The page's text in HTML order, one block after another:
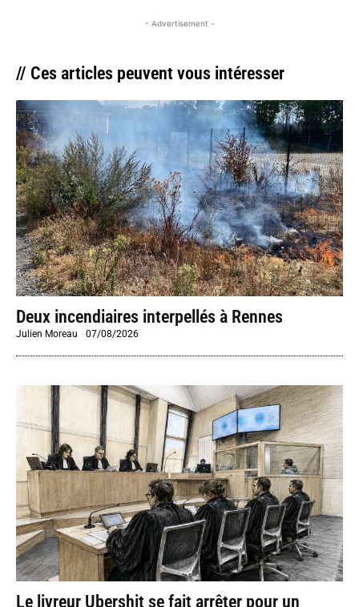
- Advertisement -
// Ces articles peuvent vous intéresser
Deux incendiaires interpellés à Rennes
Julien Moreau -07/08/2026
Le livreur Ubershit se fait arrêter pour un